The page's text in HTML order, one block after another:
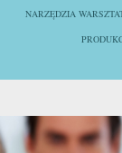
NARZĘDZIA